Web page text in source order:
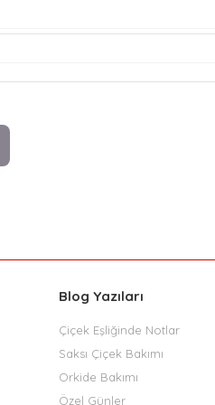
Blog Yazıları
Çiçek Eşliğinde Notlar
Saksı Çiçek Bakımı
Orkide Bakımı
Özel Günler